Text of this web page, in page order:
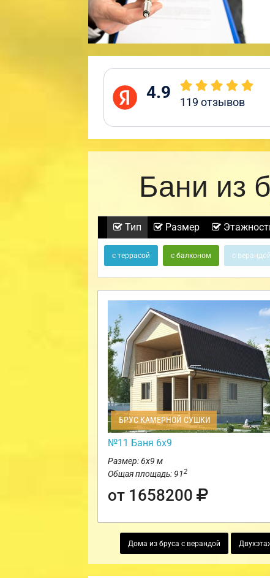
4.9 119 отзывов
Бани из
Тип Размер
с террасой с балконом с верандой
БРУС КАМЕРНОЙ СУШКИ
№11 Баня 6х9
Размер: 6х9 м
Общая площадь: 912
от 1658200
Дома из бруса с верандой